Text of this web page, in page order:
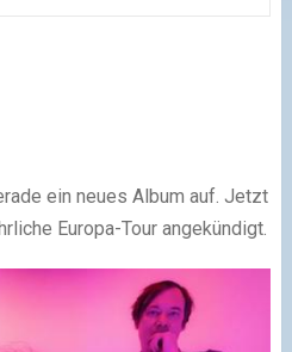
ein neues Album auf. Jetzt
Europa-Tour angekündigt.